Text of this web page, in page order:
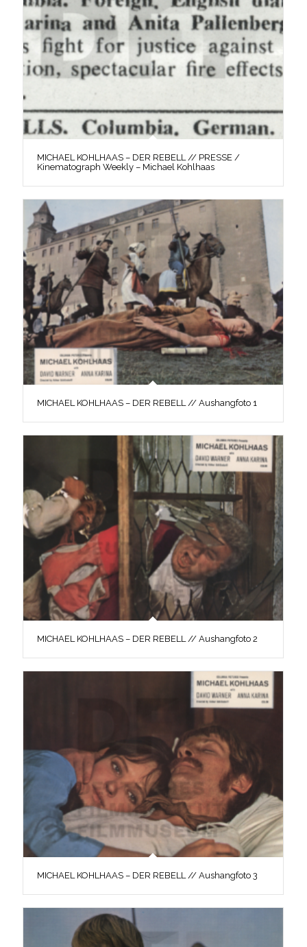
MICHAEL KOHLHAAS – DER REBELL // PRESSE /
Kinematograph Weekly – Michael Kohlhaas
MICHAEL KOHLHAAS – DER REBELL // Aushangfoto 1
MICHAEL KOHLHAAS – DER REBELL // Aushangfoto 2
MICHAEL KOHLHAAS – DER REBELL // Aushangfoto 3